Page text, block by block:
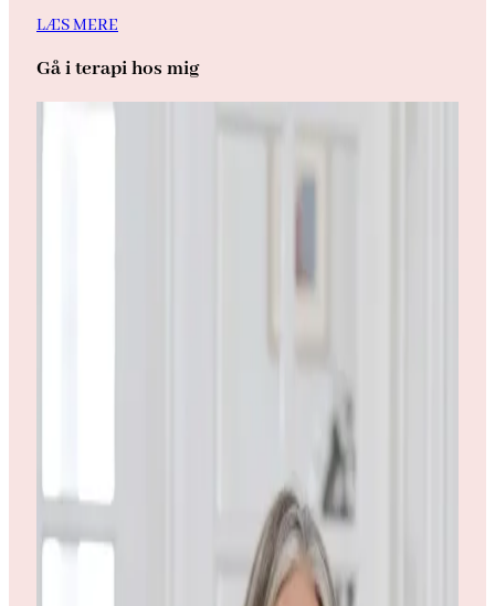
LÆS MERE
Gå i terapi hos mig